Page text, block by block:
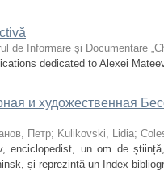
de Informare și Documentare
dedicated to Alexei
и художественная
Петр; Kulikovski, Lidia;
enciclopedist, un om de
și reprezintă un Index